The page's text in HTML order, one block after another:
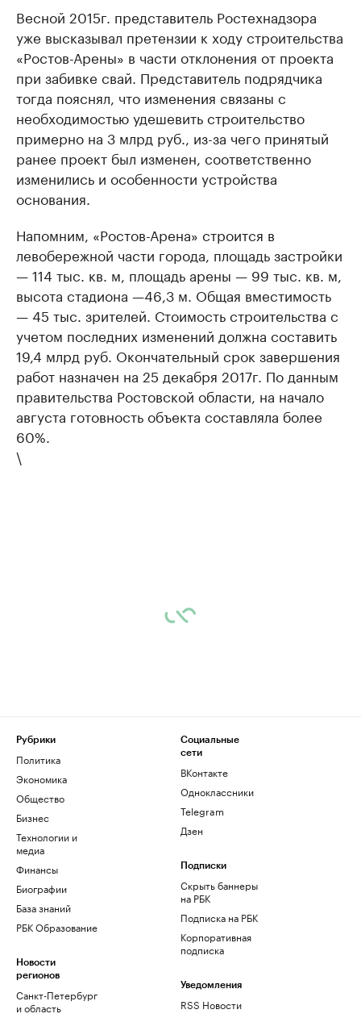
Весной 2015г. представитель Ростехнадзора
уже высказывал претензии к ходу строительства
«Ростов-Арены» в части отклонения от проекта
при забивке свай. Представитель подрядчика
тогда пояснял, что изменения связаны с
необходимостью удешевить строительство
примерно на 3 млрд руб., из-за чего принятый
ранее проект был изменен, соответственно
изменились и особенности устройства
основания.
Напомним, «Ростов-Арена» строится в
левобережной части города, площадь застройки
— 114 тыс. кв. м, площадь арены — 99 тыс. кв. м,
высота стадиона —46,3 м. Общая вместимость
— 45 тыс. зрителей. Стоимость строительства с
учетом последних изменений должна составить
19,4 млрд руб. Окончательный срок завершения
работ назначен на 25 декабря 2017г. По данным
правительства Ростовской области, на начало
августа готовность объекта составляла более
60%.
\
Рубрики
Политика
Экономика
Общество
Бизнес
Технологии и
медиа
Финансы
Биографии
База знаний
РБК Образование
Новости
регионов
Санкт-Петербург
и область
Социальные
сети
ВКонтакте
Одноклассники
Telegram
Дзен
Подписки
Скрыть баннеры
на РБК
Подписка на РБК
Корпоративная
подписка
Уведомления
RSS Новости